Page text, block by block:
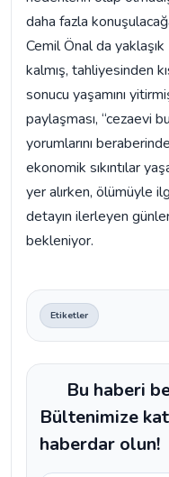
daha fazla
Cemil Önal da
kalmış, tahliyesinden
sonucu yaşamını
paylaşması, “cezaevi
yorumlarını
ekonomik sıkıntılar
yer alırken, ölümüyle
detayın ilerleyen
bekleniyor.
Etiketler
Bu haberi
Bültenimize
haberdar olun!